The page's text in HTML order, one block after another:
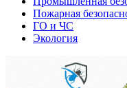
Пожарная
ГО и ЧС
Экология